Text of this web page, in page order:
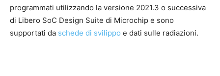
programmati utilizzando la versione 2021.3 o successiva
di Libero SoC Design Suite di Microchip e sono
supportati da schede di svilippo e dati sulle radiazioni.